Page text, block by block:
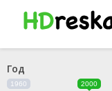
Год
1960 2000